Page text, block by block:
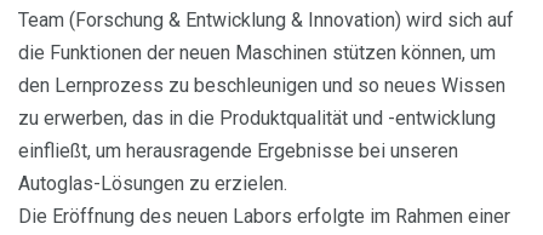
Team (Forschung & Entwicklung & Innovation) wird sich auf
die Funktionen der neuen Maschinen stützen können, um
den Lernprozess zu beschleunigen und so neues Wissen
zu erwerben, das in die Produktqualität und -entwicklung
einfließt, um herausragende Ergebnisse bei unseren
Autoglas-Lösungen zu erzielen.
Die Eröffnung des neuen Labors erfolgte im Rahmen einer